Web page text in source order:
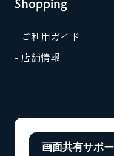
- ご利用ガイド
- 店舗情報
画面共有サポ